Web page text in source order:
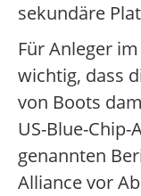
sekundäre
Für Anleger
wichtig, dass
von Boots
US-Blue-
genannten
Alliance vor